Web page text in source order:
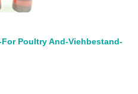
Poultry And-Viehbestand-